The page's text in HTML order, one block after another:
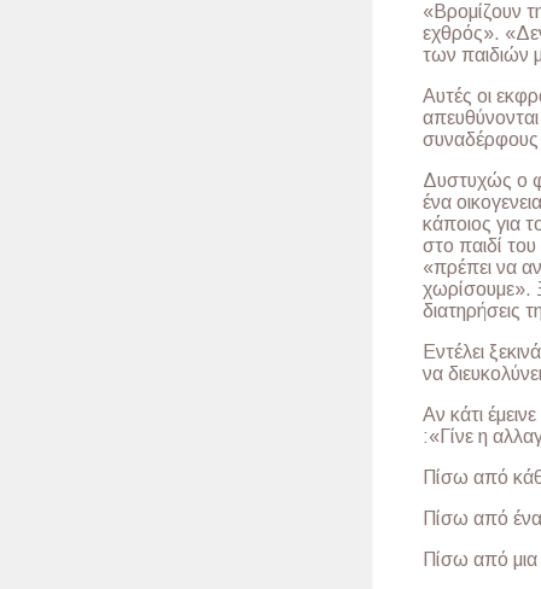
«Βρομίζουν
εχθρός».
των παιδιών
Αυτές οι
συναδέρφους
Δυστυχώς ο
ένα
κάποιος για
στο παιδί
«πρέπει να
χωρίσουμε».
διατηρήσεις
Εντέλει
να
Αν κάτι
:«Γίνε η
Πίσω από
Πίσω από
Πίσω από μια